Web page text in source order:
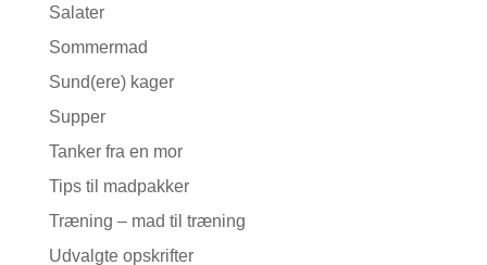
Salater
Sommermad
Sund(ere) kager
Supper
Tanker fra en mor
Tips til madpakker
Træning – mad til træning
Udvalgte opskrifter